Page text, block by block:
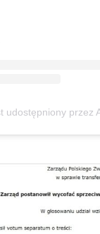
udostępniony przez